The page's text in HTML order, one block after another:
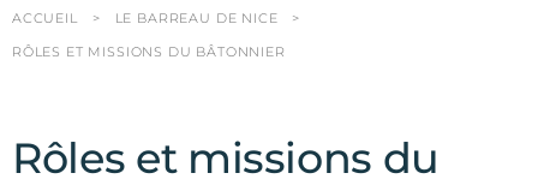
ACCUEIL
LE BARREAU DE NICE
RÔLES ET MISSIONS DU BÂTONNIER
Rôles et missions du